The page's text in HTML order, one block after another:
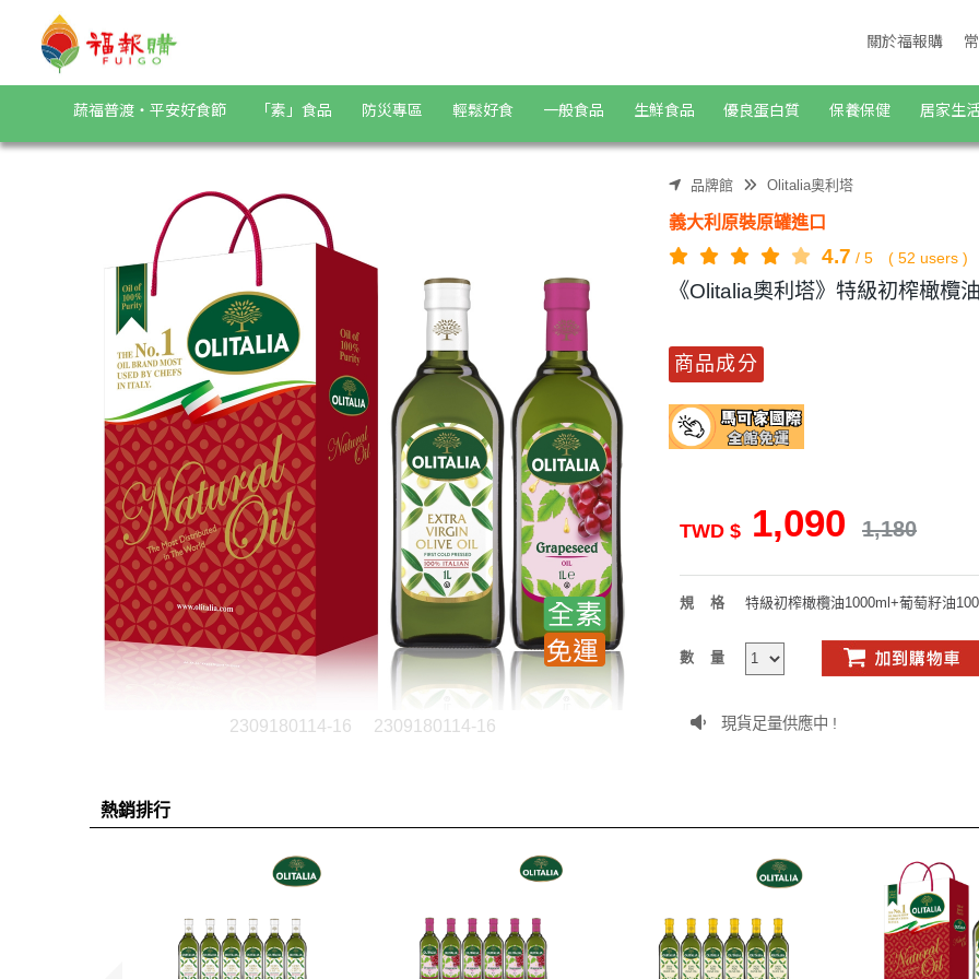
《Olitalia奧利塔》特級初榨橄欖油+葡萄籽油禮盒組(1000mlx2瓶) | 福報購蔬食購物商城
關於福報購
蔬福普渡・平安好食節 「素」食品 防災專區 輕鬆好食 一般食品 生鮮食品 優良蛋白質 保養保健 居家生
2309180114-16 2309180114-16
品牌館 Olitalia奧利塔
義大利原裝原罐進口
4.7 / 5 ( 52 users )
《Olitalia奧利塔》特級初榨橄欖
商品成分
TWD $ 1,090 1,180
規格 特級初榨橄欖油1000ml+葡萄籽油
數量
現貨足量供應中 !
熱銷排行